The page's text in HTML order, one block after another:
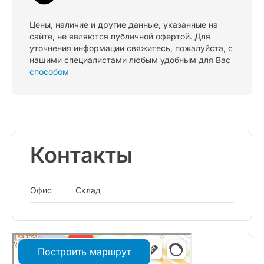
Цены, наличие и другие данные, указанные на
сайте, не являются публичной офертой. Для
уточнения информации свяжитесь, пожалуйста, с
нашими специалистами любым удобным для Вас
способом
Контакты
Офис Склад
Построить маршрут